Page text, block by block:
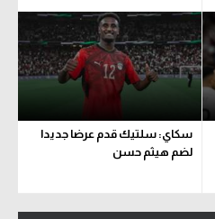
سكاي: سلتيك قدم عرضا جديدا
لضم هيثم حسن